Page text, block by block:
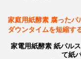
家庭用紙酵素 腐ったパ
ダウンタイムを短縮す
家電用紙酵素 紙パル
て紙